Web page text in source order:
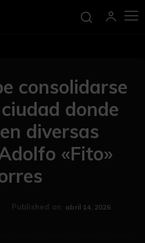
consolidarse
donde
diversas
«Fito»
Published on: abril 14, 2026